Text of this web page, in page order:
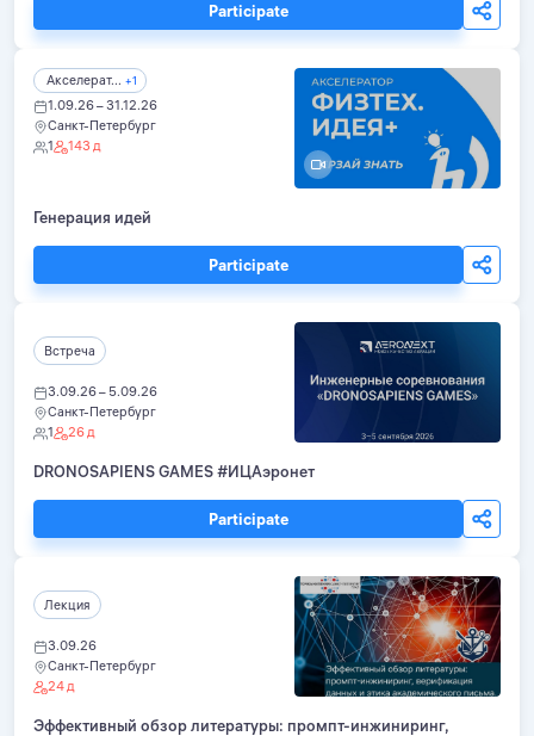
Participate
Акселерат... +1
1.09.26 – 31.12.26
Санкт-Петербург
1
143 д
Генерация идей
Participate
Встреча
3.09.26 – 5.09.26
Санкт-Петербург
1
26 д
DRONOSAPIENS GAMES #ИЦАэронет
Participate
Лекция
3.09.26
Санкт-Петербург
24 д
Эффективный обзор литературы: промпт-инжиниринг,